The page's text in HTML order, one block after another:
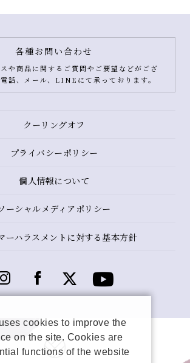
各種お問い合わせ
や商品に関するご質問やご要望などがござ
話、メール、LINEにて承っております。
クーリングオフ
プライバシーポリシー
個人情報について
ーシャルメディアポリシー
ーハラスメントに対する基本方針
cookies to improve the
on the site. Cookies are
functions of the website